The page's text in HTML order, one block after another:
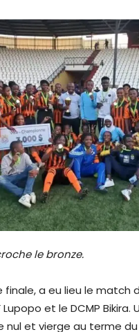
le bronze.
a eu lieu le match
Lupopo et le DCMP Bikira.
nul et vierge au terme